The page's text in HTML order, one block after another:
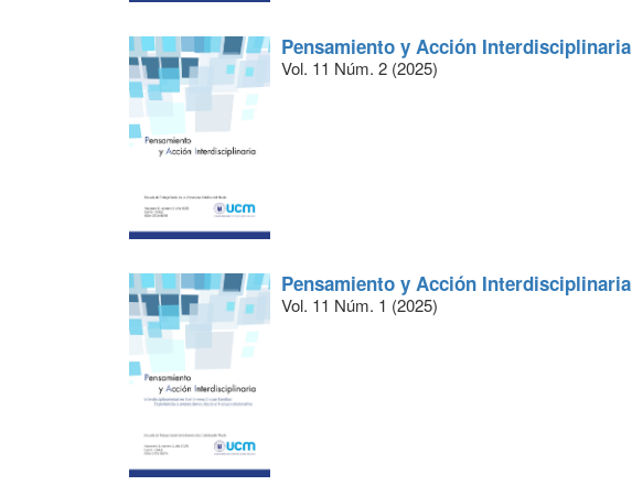
Pensamiento y Acción Interdisciplinaria
Vol. 11 Núm. 2 (2025)
Pensamiento y Acción Interdisciplinaria
Vol. 11 Núm. 1 (2025)